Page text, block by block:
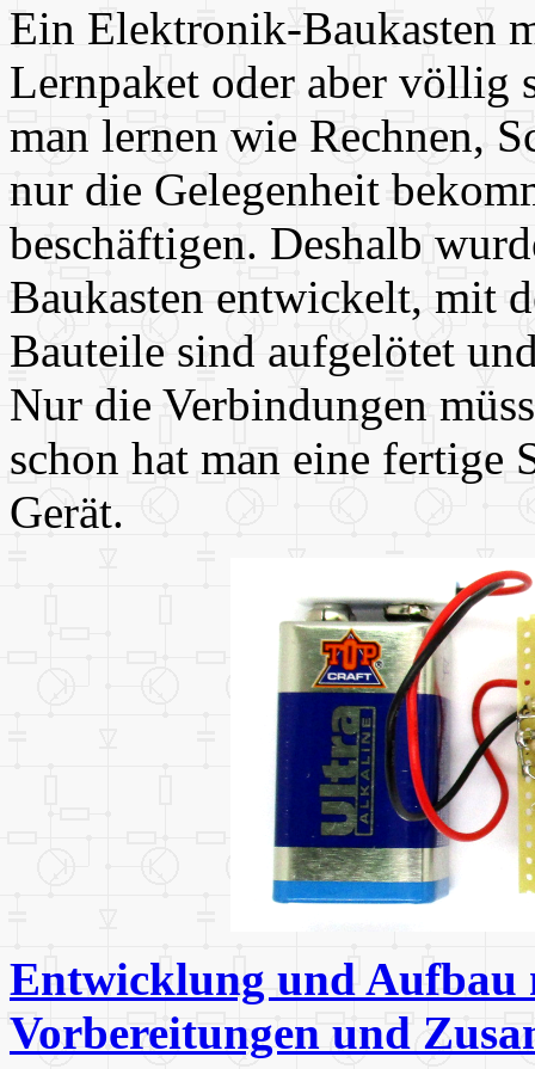
Ein Elektronik-Baukasten
Lernpaket oder aber völlig
man lernen wie Rechnen,
nur die Gelegenheit
beschäftigen. Deshalb
Baukasten entwickelt, mit
Bauteile sind aufgelötet
Nur die Verbindungen
schon hat man eine fertige
Gerät.
Entwicklung und
Vorbereitungen und